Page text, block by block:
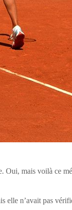
Oui, mais voilà ce
elle n’avait pas